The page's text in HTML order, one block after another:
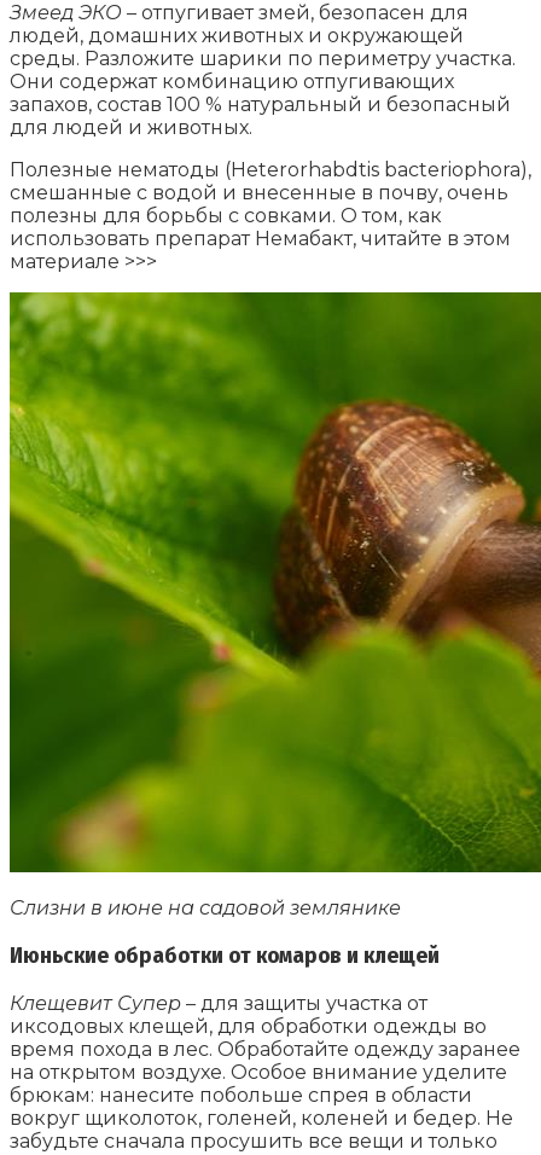
Змеед ЭКО – отпугивает змей, безопасен для
людей, домашних животных и окружающей
среды. Разложите шарики по периметру участка.
Они содержат комбинацию отпугивающих
запахов, состав 100 % натуральный и безопасный
для людей и животных.
Полезные нематоды (Heterorhabdtis bacteriophora),
смешанные с водой и внесенные в почву, очень
полезны для борьбы с совками. О том, как
использовать препарат Немабакт, читайте в этом
материале >>>
Слизни в июне на садовой землянике
Июньские обработки от комаров и клещей
Клещевит Супер – для защиты участка от
иксодовых клещей, для обработки одежды во
время похода в лес. Обработайте одежду заранее
на открытом воздухе. Особое внимание уделите
брюкам: нанесите побольше спрея в области
вокруг щиколоток, голеней, коленей и бедер. Не
забудьте сначала просушить все вещи и только